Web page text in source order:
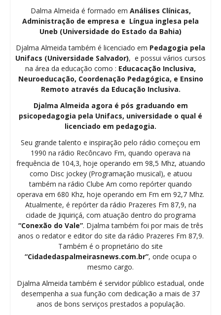
Dalma Almeida é formado em Análises Clínicas,
Administração de empresa e Língua inglesa pela
Uneb (Universidade do Estado da Bahia)
Djalma Almeida também é licenciado em Pedagogia pela
Unifacs (Universidade Salvador), e possui vários cursos
na área da educação como : Educacação Inclusiva,
Neuroeducação, Coordenação Pedagógica, e Ensino
Remoto através da Educação Inclusiva.
Djalma Almeida agora é pós graduando em
psicopedagogia pela Unifacs, universidade o qual é
licenciado em pedagogia.
Seu grande talento e inspiração pelo rádio começou em
1990 na rádio Recôncavo Fm, quando operava na
frequência de 104,3, hoje operando em 98,5 Mhz, atuando
como Disc jockey (Programação musical), e atuou
também na rádio Clube Am como repórter quando
operava em 680 Khz, hoje operando em Fm em 92,7 Mhz.
Atualmente, é repórter da rádio Prazeres Fm 87,9, na
cidade de Jiquiriçá, com atuação dentro do programa
“Conexão do Vale”. Djalma também foi por mais de três
anos o redator e editor do site da rádio Prazeres Fm 87,9.
Também é o proprietário do site
“Cidadedaspalmeirasnews.com.br”, onde ocupa o
mesmo cargo.
Djalma Almeida também é servidor público estadual, onde
desempenha a sua função com dedicação a mais de 37
anos de bons serviços prestados a população.